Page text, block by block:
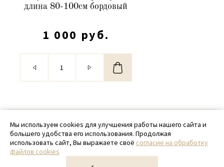
длина 80-100см бордовый
1 000 руб.
© 2020 - 2026 SamPack
+ 7 (918) 699-97-87
zakaz@sampack.store
Мы используем cookies для улучшения работы нашего сайта и
большего удобства его использования. Продолжая
использовать сайт, Вы выражаете своё согласие на обработку
файлов cookies